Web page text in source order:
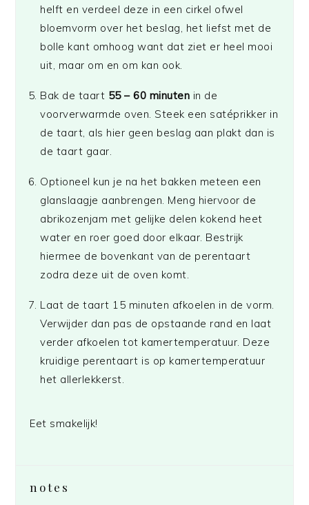
helft en verdeel deze in een cirkel ofwel
bloemvorm over het beslag, het liefst met de
bolle kant omhoog want dat ziet er heel mooi
uit, maar om en om kan ook.
Bak de taart 55 – 60 minuten in de
voorverwarmde oven. Steek een satéprikker in
de taart, als hier geen beslag aan plakt dan is
de taart gaar.
Optioneel kun je na het bakken meteen een
glanslaagje aanbrengen. Meng hiervoor de
abrikozenjam met gelijke delen kokend heet
water en roer goed door elkaar. Bestrijk
hiermee de bovenkant van de perentaart
zodra deze uit de oven komt.
Laat de taart 15 minuten afkoelen in de vorm.
Verwijder dan pas de opstaande rand en laat
verder afkoelen tot kamertemperatuur. Deze
kruidige perentaart is op kamertemperatuur
het allerlekkerst.
Eet smakelijk!
notes